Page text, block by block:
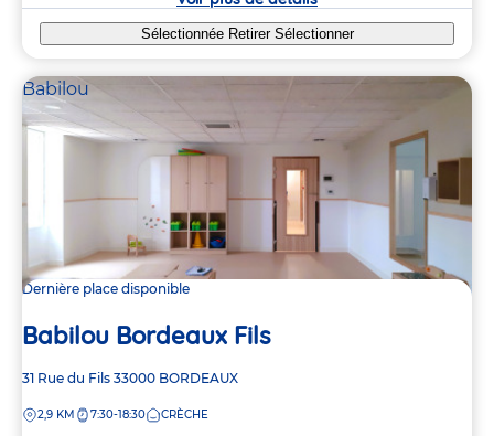
Sélectionnée Retirer Sélectionner
Babilou
Dernière place disponible
Babilou Bordeaux Fils
Adresse
la
31 Rue du Fils 33000 BORDEAUX
DISTANCE
2,9 KM 7:30-18:30 CRÈCHE